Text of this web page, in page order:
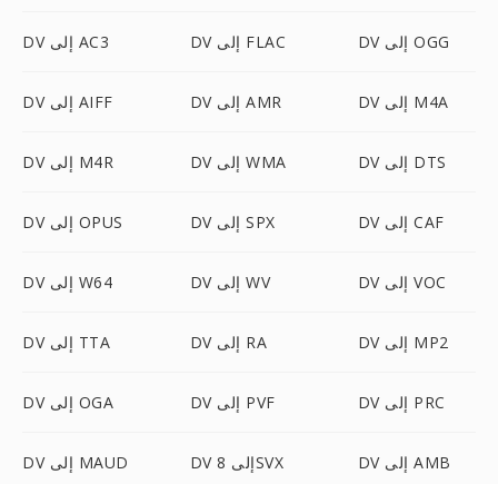
DV إلى AC3 DV إلى FLAC DV إلى OGG
DV إلى AIFF DV إلى AMR DV إلى M4A
DV إلى M4R DV إلى WMA DV إلى DTS
DV إلى OPUS DV إلى SPX DV إلى CAF
DV إلى W64 DV إلى WV DV إلى VOC
DV إلى TTA DV إلى RA DV إلى MP2
DV إلى OGA DV إلى PVF DV إلى PRC
DV إلى MAUD DV إلى 8SVX DV إلى AMB